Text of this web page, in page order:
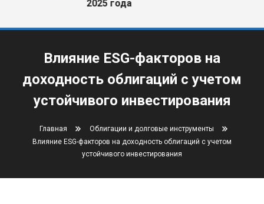
2025 года
Влияние ESG-факторов на
доходность облигаций с учетом
устойчивого инвестирования
Главная
Облигации и долговые инструменты
Влияние ESG-факторов на доходность облигаций с учетом
устойчивого инвестирования